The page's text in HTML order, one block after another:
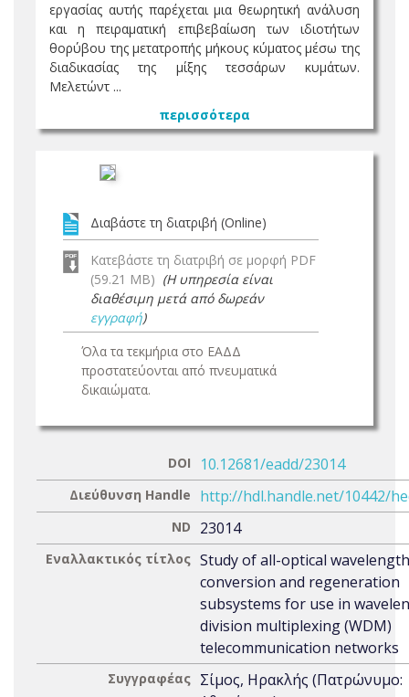
εργασίας αυτής παρέχεται μια θεωρητική ανάλυση
και η πειραματική επιβεβαίωση των ιδιοτήτων
θορύβου της μετατροπής μήκους κύματος μέσω της
διαδικασίας της μίξης τεσσάρων κυμάτων.
Μελετώντ ...
περισσότερα
Διαβάστε τη διατριβή (Online)
Κατεβάστε τη διατριβή σε μορφή PDF
(59.21 MB) (Η υπηρεσία είναι
διαθέσιμη μετά από δωρεάν
εγγραφή)
Όλα τα τεκμήρια στο ΕΑΔΔ
προστατεύονται από πνευματικά
δικαιώματα.
DOI 10.12681/eadd/23014
Διεύθυνση Handle http://hdl.handle.net/10442/
ND 23014
Εναλλακτικός τίτλος Study of all-optical wavelength
conversion and regeneration
subsystems for use in
division multiplexing (WDM)
telecommunication networks
Συγγραφέας Σίμος, Ηρακλής (Πατρώνυμο: